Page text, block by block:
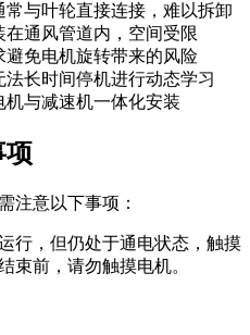
常与叶轮直接连接，难以拆卸
在通风管道内，空间受限
避免电机旋转带来的风险
法长时间停机进行动态学习
机与减速机一体化安装
项
注意以下事项：
行，但仍处于通电状态，触摸
束前，请勿触摸电机。